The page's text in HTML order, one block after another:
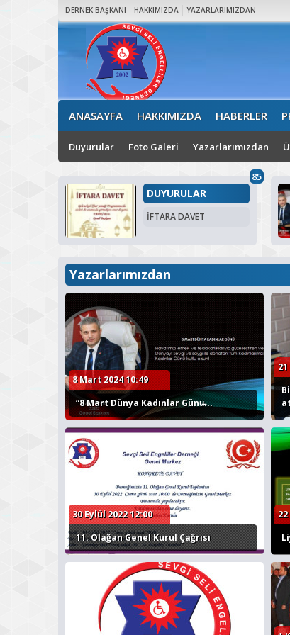
DERNEK BAŞKANI HAKKIMIZDA YAZARLARIMIZDAN
ANASAYFA HAKKIMIZDA HABERLER
Duyurular Foto Galeri Yazarlarımızdan
85
DUYURULAR
İFTARA DAVET
Yazarlarımızdan
8 Mart 2024 10:49
“8 Mart Dünya Kadınlar Günü̶...
30 Eylül 2022 12:00
11. Olağan Genel Kurul Çağrısı
22